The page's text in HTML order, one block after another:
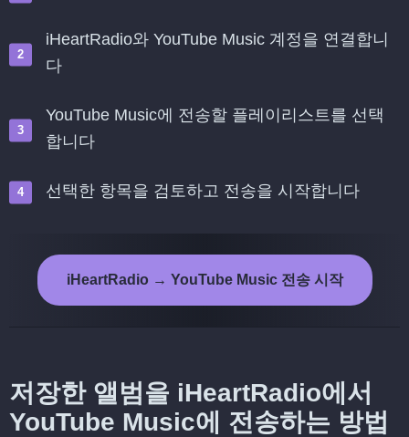
iHeartRadio와 YouTube Music 계정을 연결합니
다
YouTube Music에 전송할 플레이리스트를 선택
합니다
선택한 항목을 검토하고 전송을 시작합니다
iHeartRadio → YouTube Music 전송 시작
저장한 앨범을 iHeartRadio에서
YouTube Music에 전송하는 방법